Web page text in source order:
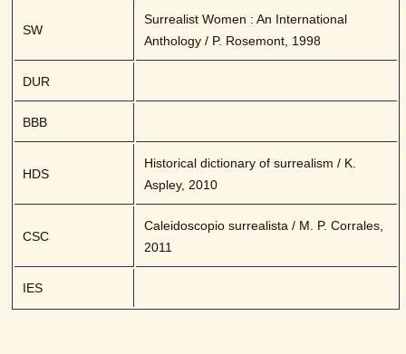
SW
Surrealist Women : An International
Anthology / P. Rosemont, 1998
DUR
BBB
HDS
Historical dictionary of surrealism / K.
Aspley, 2010
CSC
Caleidoscopio surrealista / M. P. Corrales,
2011
IES